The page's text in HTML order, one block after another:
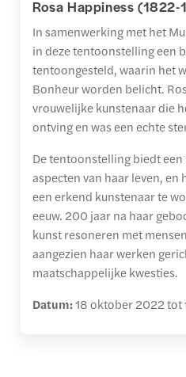
Rosa Happiness
In samenwerking met het
in deze tentoonstelling een
tentoongesteld, waarin het
Bonheur worden belicht.
vrouwelijke kunstenaar die
ontving en was een echte
De tentoonstelling biedt
aspecten van haar leven,
een erkend kunstenaar te
eeuw. 200 jaar na haar
kunst resoneren met
aangezien haar werken
maatschappelijke kwesties.
Datum:18 oktober 2022 tot